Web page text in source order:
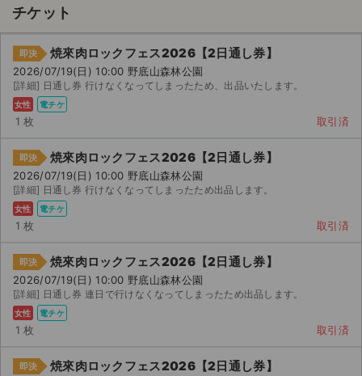
お知らせ
サイト情報
チケット
即決 焼來肉ロックフェス2026【2日通し券】
2026/07/19(日) 10:00 野底山森林公園
[詳細] 日通し券 行けなくなってしまったため、出品いたします。
女性 電チケ
1 枚 取引済
即決 焼來肉ロックフェス2026【2日通し券】
2026/07/19(日) 10:00 野底山森林公園
[詳細] 日通し券 行けなくなってしまったため出品します。
女性 電チケ
1 枚 取引済
即決 焼來肉ロックフェス2026【2日通し券】
2026/07/19(日) 10:00 野底山森林公園
[詳細] 日通し券 連日で行けなくなってしまったため出品します。
女性 電チケ
1 枚 取引済
即決 焼來肉ロックフェス2026【2日通し券】